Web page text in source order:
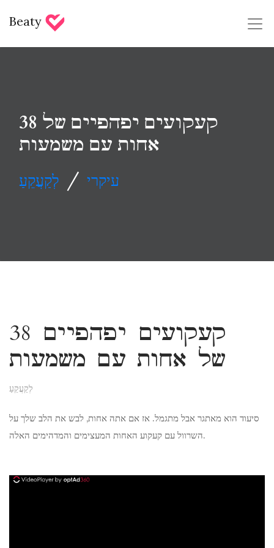
Beaty
38 קעקועים יפהפיים של
אחות עם משמעות
עיקרי / לְקַעֲקֵעַ
38 קעקועים יפהפיים
של אחות עם משמעות
לְקַעֲקֵעַ
סיעוד הוא מאתגר אבל מתגמל. אז אם אתה אחות, לבש את הלב שלך על
השרוול עם קעקוע האחות המעצימים והמדהימים האלה.